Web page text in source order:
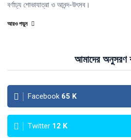
বর্ণাঢ্য শোভাযাত্রা ও আনন্দ-উৎসব।
আরও পড়ুন
আমাদের অনুসরণ
Facebook 65 K
Twitter 12 K